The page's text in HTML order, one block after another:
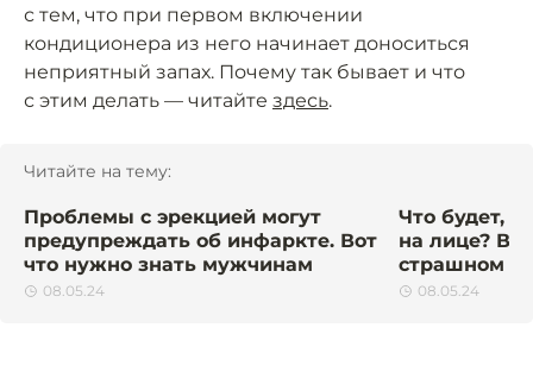
с тем, что при первом включении
кондиционера из него начинает доноситься
неприятный запах. Почему так бывает и что
с этим делать — читайте здесь.
Читайте на тему:
Проблемы с эрекцией могут
предупреждать об инфаркте. Вот
что нужно знать мужчинам
08.05.24
Что будет,
на лице?
страшном
08.05.24